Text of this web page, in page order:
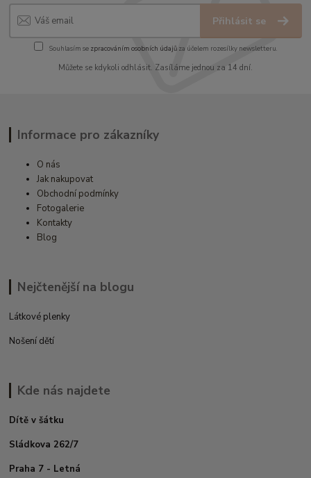
Přihlásit se
Souhlasím se zpracováním osobních údajůza účelem rozesílky newsletteru.
Můžete se kdykoli odhlásit. Zasíláme jednou za 14 dní.
Informace pro zákazníky
O nás
Jak nakupovat
Obchodní podmínky
Fotogalerie
Kontakty
Blog
Nejčtenější na blogu
Látkové plenky
Nošení dětí
Kde nás najdete
Dítě v šátku
Sládkova 262/7
Praha 7 - Letná